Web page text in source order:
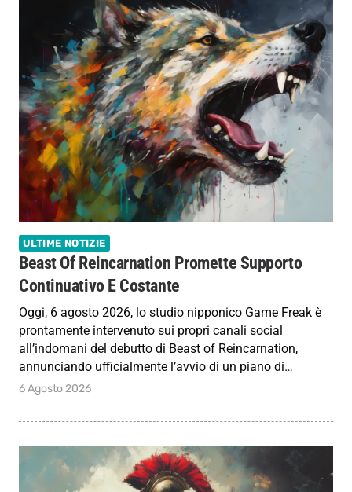
ULTIME NOTIZIE
Beast Of Reincarnation Promette Supporto
Continuativo E Costante
Oggi, 6 agosto 2026, lo studio nipponico Game Freak è
prontamente intervenuto sui propri canali social
all’indomani del debutto di Beast of Reincarnation,
annunciando ufficialmente l’avvio di un piano di…
6 Agosto 2026